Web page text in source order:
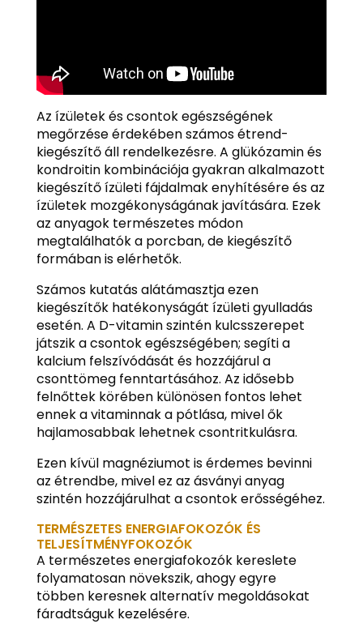
Az ízületek és csontok egészségének
megőrzése érdekében számos étrend-
kiegészítő áll rendelkezésre. A glükózamin és
kondroitin kombinációja gyakran alkalmazott
kiegészítő ízületi fájdalmak enyhítésére és az
ízületek mozgékonyságának javítására. Ezek
az anyagok természetes módon
megtalálhatók a porcban, de kiegészítő
formában is elérhetők.
Számos kutatás alátámasztja ezen
kiegészítők hatékonyságát ízületi gyulladás
esetén. A D-vitamin szintén kulcsszerepet
játszik a csontok egészségében; segíti a
kalcium felszívódását és hozzájárul a
csonttömeg fenntartásához. Az idősebb
felnőttek körében különösen fontos lehet
ennek a vitaminnak a pótlása, mivel ők
hajlamosabbak lehetnek csontritkulásra.
Ezen kívül magnéziumot is érdemes bevinni
az étrendbe, mivel ez az ásványi anyag
szintén hozzájárulhat a csontok erősségéhez.
TERMÉSZETES ENERGIAFOKOZÓK ÉS
TELJESÍTMÉNYFOKOZÓK
A természetes energiafokozók kereslete
folyamatosan növekszik, ahogy egyre
többen keresnek alternatív megoldásokat
fáradtságuk kezelésére.